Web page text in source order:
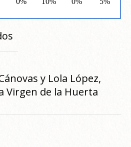
y Lola López,
Virgen de la Huerta